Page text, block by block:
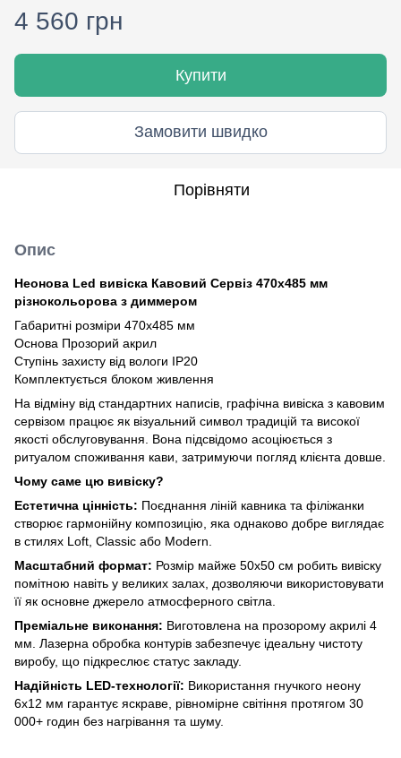
4 560 грн
Купити
Замовити швидко
Порівняти
Опис
Неонова Led вивіска Кавовий Сервіз 470х485 мм
різнокольорова з диммером
Габаритні розміри 470х485 мм
Основа Прозорий акрил
Ступінь захисту від вологи IP20
Комплектується блоком живлення
На відміну від стандартних написів, графічна вивіска з кавовим
сервізом працює як візуальний символ традицій та високої
якості обслуговування. Вона підсвідомо асоціюється з
ритуалом споживання кави, затримуючи погляд клієнта довше.
Чому саме цю вивіску?
Естетична цінність: Поєднання ліній кавника та філіжанки
створює гармонійну композицію, яка однаково добре виглядає
в стилях Loft, Classic або Modern.
Масштабний формат: Розмір майже 50х50 см робить вивіску
помітною навіть у великих залах, дозволяючи використовувати
її як основне джерело атмосферного світла.
Преміальне виконання: Виготовлена на прозорому акрилі 4
мм. Лазерна обробка контурів забезпечує ідеальну чистоту
виробу, що підкреслює статус закладу.
Надійність LED-технології: Використання гнучкого неону
6х12 мм гарантує яскраве, рівномірне світіння протягом 30
000+ годин без нагрівання та шуму.